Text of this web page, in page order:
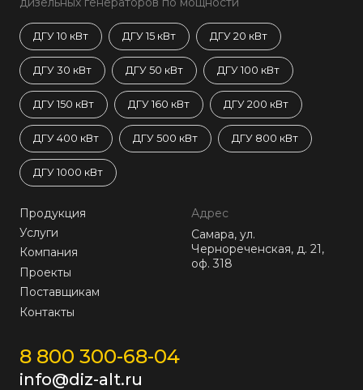
ДГУ 10 кВт ДГУ 15 кВт ДГУ 20 кВт
ДГУ 30 кВт ДГУ 50 кВт ДГУ 100 кВт
ДГУ 150 кВт ДГУ 160 кВт ДГУ 200 кВт
ДГУ 400 кВт ДГУ 500 кВт ДГУ 800 кВт
ДГУ 1000 кВт
Продукция
Услуги
Компания
Проекты
Поставщикам
Контакты
Адрес
Самара, ул.
Чернореченская, д. 21,
оф. 318
8 800 300-68-04
info@diz-alt.ru